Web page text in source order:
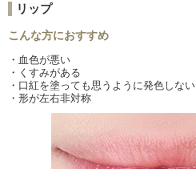
リップ
こんな方におすすめ
・血色が悪い
・くすみがある
・口紅を塗っても思うように発色しない
・形が左右非対称